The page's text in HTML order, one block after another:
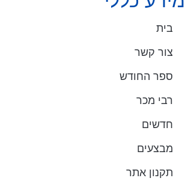
בית
צור קשר
ספר החודש
רבי מכר
חדשים
מבצעים
תקנון אתר